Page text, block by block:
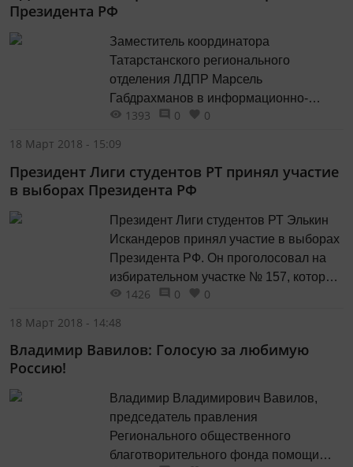
Меладзе, Егор Крид, Салават и Элвин
Грей. Концерт проходит на площадке
перед медиафасадом стадиона...
Президента РФ
Заместитель координатора
Татарстанского регионального
отделения ЛДПР Марсель
Габдрахманов в информационно-
экспертном центре Общественной
Президента РФ в республике.
Габдрахманов отметил, что от ЛДПР на
наблюдателей. «У нас практически все
сотрудники республиканского штаба на
участках, мы везде...
1393 0
0
18 Март 2018 - 15:09
Президент Лиги студентов РТ принял участие
в выборах Президента РФ
Президент Лиги студентов РТ Элькин
Искандеров принял участие в выборах
Президента РФ. Он проголосовал на
избирательном участке № 157, который
расположен в здании татарской
не вижу абсолютно никакой другой
общественной организации, но и как
гражданин...
1426 0
0
18 Март 2018 - 14:48
Владимир Вавилов: Голосую за любимую
Россию!
Владимир Владимирович Вавилов,
председатель правления
Регионального общественного
благотворительного фонда помощи